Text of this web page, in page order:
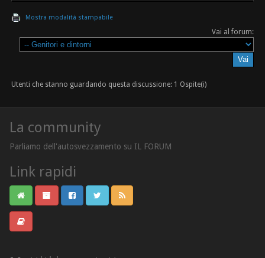
Mostra modalità stampabile
Vai al forum:
Utenti che stanno guardando questa discussione: 1 Ospite(i)
La community
Parliamo dell'autosvezzamento su IL FORUM
Link rapidi